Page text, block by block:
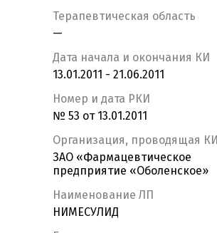
Терапевтическая область
—
Дата начала и окончания КИ
13.01.2011 - 21.06.2011
Номер и дата РКИ
№ 53 от 13.01.2011
Организация, проводящая КИ
ЗАО «Фармацевтическое
предприятие «Оболенское»
Наименование ЛП
НИМЕСУЛИД